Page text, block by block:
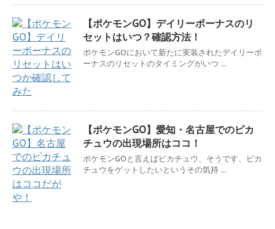
【ポケモンGO】デイリーボーナスのリ
セットはいつ？確認方法！
ポケモンGOにおいて新たに実装されたデイリーボ
ーナスのリセットのタイミングがいつ ...
【ポケモンGO】愛知・名古屋でのピカ
チュウの出現場所はココ！
ポケモンGOと言えばピカチュウ、そうです、ピカ
チュウをゲットしたいというその気持 ...